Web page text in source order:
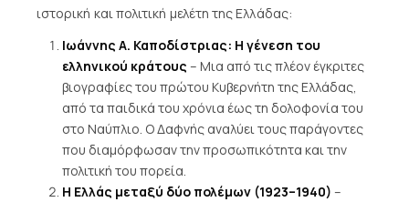
ιστορική και πολιτική μελέτη της Ελλάδας:
Ιωάννης Α. Καποδίστριας: Η γένεση του
ελληνικού κράτους – Μια από τις πλέον έγκριτες
βιογραφίες του πρώτου Κυβερνήτη της Ελλάδας,
από τα παιδικά του χρόνια έως τη δολοφονία του
στο Ναύπλιο. Ο Δαφνής αναλύει τους παράγοντες
που διαμόρφωσαν την προσωπικότητα και την
πολιτική του πορεία.
Η Ελλάς μεταξύ δύο πολέμων (1923–1940) –